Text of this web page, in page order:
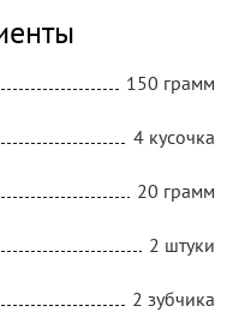
150 грамм
4 кусочка
20 грамм
2 штуки
2 зубчика